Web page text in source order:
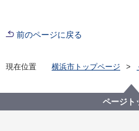
前のページに戻る
現在位置 横浜市トップページ
鶴見区
鶴見区読書活動報告 令
ページト